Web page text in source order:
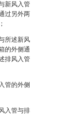
新风入管
过另外两
所述新风
的外侧通
排风入管
管的外侧
入管与排